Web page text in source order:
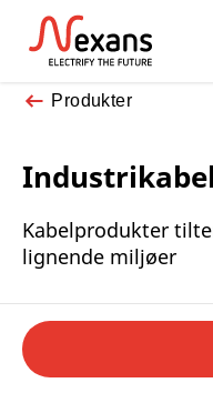
Produkter
Industrikabel
Kabelprodukter
lignende miljøer